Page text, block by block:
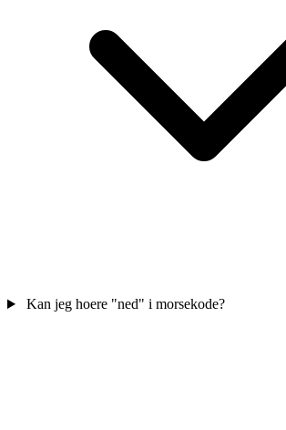
Kan jeg hoere "ned" i morsekode?